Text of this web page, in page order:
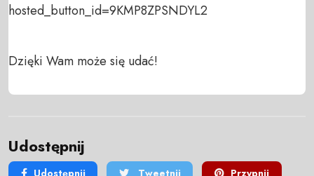
hosted_button_id=9KMP8ZPSNDYL2
Dzięki Wam może się udać!
Udostępnij